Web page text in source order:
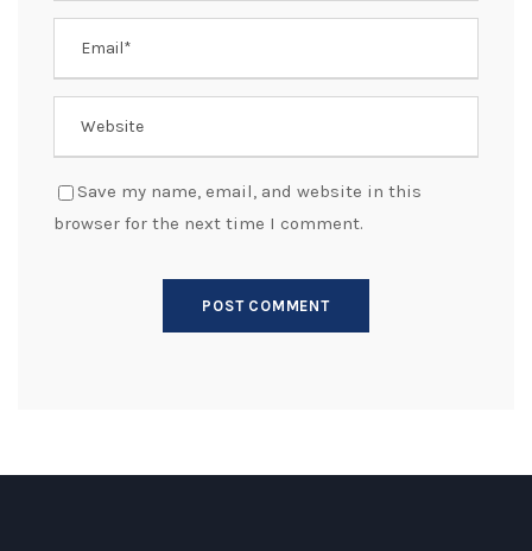
Save my name, email, and website in this
browser for the next time I comment.